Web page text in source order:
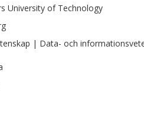
University of Technology
| Data- och